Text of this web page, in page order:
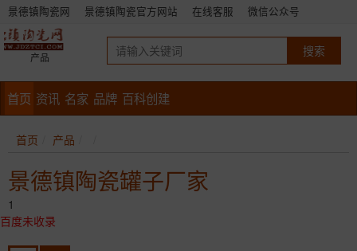
景德镇陶瓷网 景德镇陶瓷官方网站 在线客服 微信公众号
产品
首页 资讯 名家 品牌 百科创建
首页 产品
景德镇陶瓷罐子厂家
1
百度未收录